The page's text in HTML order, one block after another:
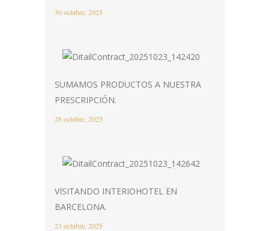
30 octubre, 2025
SUMAMOS PRODUCTOS A NUESTRA
PRESCRIPCIÓN.
28 octubre, 2025
VISITANDO INTERIOHOTEL EN
BARCELONA.
23 octubre, 2025